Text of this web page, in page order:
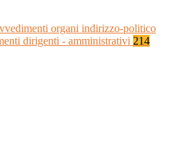
organi indirizzo-politico
dirigenti - amministrativi 214